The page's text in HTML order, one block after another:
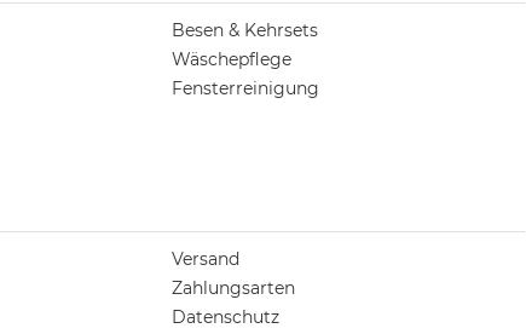
Besen & Kehrsets
Wäschepflege
Fensterreinigung
Versand
Zahlungsarten
Datenschutz